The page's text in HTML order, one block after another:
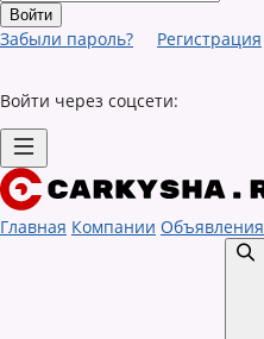
Забыли пароль? Регистрация
Войти через соцсети:
Главная Компании Объявления